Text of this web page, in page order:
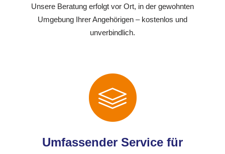
Unsere Beratung erfolgt vor Ort, in der gewohnten
Umgebung Ihrer Angehörigen – kostenlos und
unverbindlich.
Umfassender Service für